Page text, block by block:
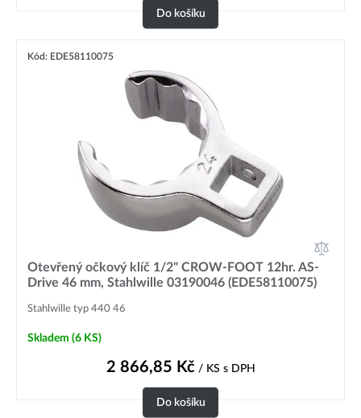
Do košíku
Kód: EDE58110075
Otevřený očkový klíč 1/2" CROW-FOOT 12hr. AS-
Drive 46 mm, Stahlwille 03190046 (EDE58110075)
Stahlwille typ 440 46
Skladem (6 KS)
2 866,85 Kč/ KS s DPH
Do košíku